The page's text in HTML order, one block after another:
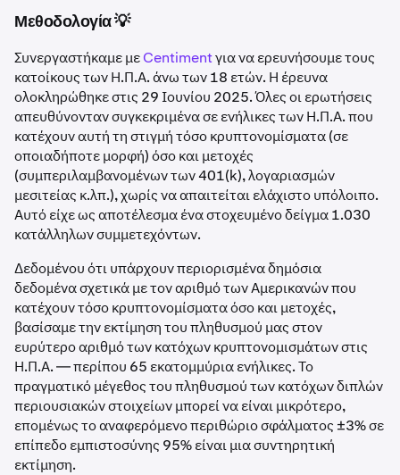
Μεθοδολογία 💡
Συνεργαστήκαμε μεCentimentγια να ερευνήσουμε τους
κατοίκους των Η.Π.Α. άνω των 18 ετών. Η έρευνα
ολοκληρώθηκε στις 29 Ιουνίου 2025. Όλες οι ερωτήσεις
απευθύνονταν συγκεκριμένα σε ενήλικες των Η.Π.Α. που
κατέχουν αυτή τη στιγμή τόσο κρυπτονομίσματα (σε
οποιαδήποτε μορφή) όσο και μετοχές
(συμπεριλαμβανομένων των 401(k), λογαριασμών
μεσιτείας κ.λπ.), χωρίς να απαιτείται ελάχιστο υπόλοιπο.
Αυτό είχε ως αποτέλεσμα ένα στοχευμένο δείγμα 1.030
κατάλληλων συμμετεχόντων.
Δεδομένου ότι υπάρχουν περιορισμένα δημόσια
δεδομένα σχετικά με τον αριθμό των Αμερικανών που
κατέχουν τόσο κρυπτονομίσματα όσο και μετοχές,
βασίσαμε την εκτίμηση του πληθυσμού μας στον
ευρύτερο αριθμό των κατόχων κρυπτονομισμάτων στις
Η.Π.Α. — περίπου 65 εκατομμύρια ενήλικες. Το
πραγματικό μέγεθος του πληθυσμού των κατόχων διπλών
περιουσιακών στοιχείων μπορεί να είναι μικρότερο,
επομένως το αναφερόμενο περιθώριο σφάλματος ±3% σε
επίπεδο εμπιστοσύνης 95% είναι μια συντηρητική
εκτίμηση.